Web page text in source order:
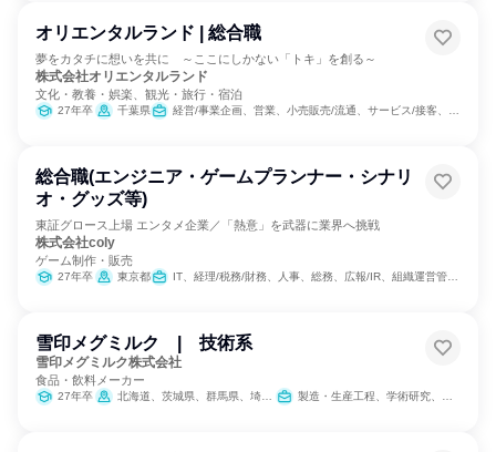
オリエンタルランド | 総合職
夢をカタチに想いを共に ～ここにしかない「トキ」を創る～
株式会社オリエンタルランド
文化・教養・娯楽、観光・旅行・宿泊
27年卒 千葉県 経営/事業企画、営業、小売販売/流通、サービス/接客、SCM/生産管理/購買/物流、経理/税務/財務、人事、法務/知財、IT、組織運営管理・公務員・事務系職種、商品企画、マーケティング・広告・宣伝
総合職(エンジニア・ゲームプランナー・シナリ
オ・グッズ等)
東証グロース上場 エンタメ企業／「熱意」を武器に業界へ挑戦
株式会社coly
ゲーム制作・販売
27年卒 東京都 IT、経理/税務/財務、人事、総務、広報/IR、組織運営管理・公務員・事務系職種、出版/メディア/芸能/エンタメ専門職、商品企画
雪印メグミルク | 技術系
雪印メグミルク株式会社
食品・飲料メーカー
27年卒 北海道、茨城県、群馬県、埼玉県、千葉県、東京都、神奈川県、愛知県、京都府、福岡県 製造・生産工程、学術研究、商品企画